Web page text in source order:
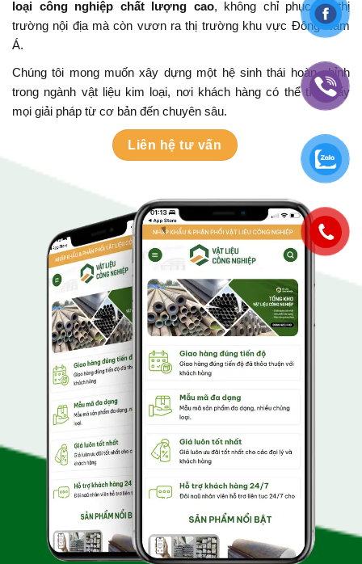
loại công nghiệp chất lượng cao, không chỉ phục vụ thị
trường nội địa mà còn vươn ra thị trường khu vực Đông Nam
Á.
Chúng tôi mong muốn xây dựng một hệ sinh thái hoàn chỉnh
trong ngành vật liệu kim loại, nơi khách hàng có thể tìm thấy
mọi giải pháp từ cơ bản đến chuyên sâu.
Liên hệ tư vấn